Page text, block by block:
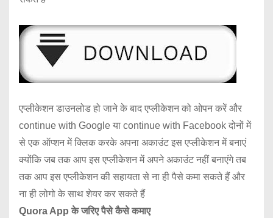
एप्लीकेशन डाउनलोड हो जाने के बाद एप्लीकेशन को ओपन करें और
continue with Google या continue with Facebook दोनों में
से एक ऑप्शन में क्लिक करके अपना अकाउंट इस एप्लीकेशन में बनाएं
क्योंकि जब तक आप इस एप्लीकेशन में अपने अकाउंट नहीं बनाएंगे तब
तक आप इस एप्लीकेशन की सहायता से ना ही पैसे कमा सकते हैं और
ना ही लोगो के साथ शेयर कर सकते हैं
Quora App के जरिए पैसे कैसे कमाए